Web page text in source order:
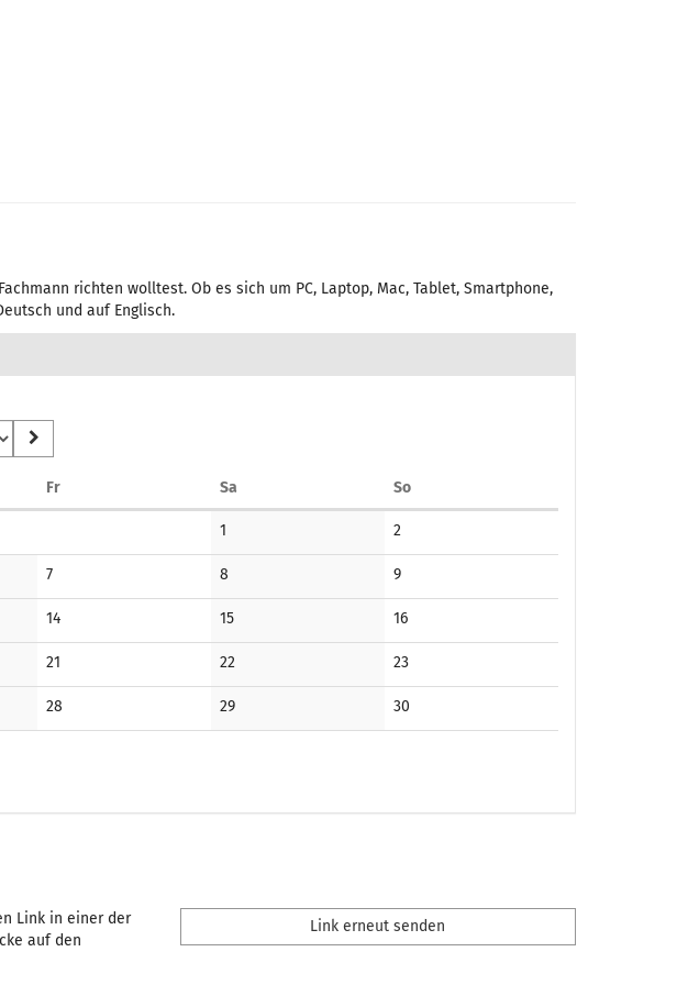
richten wolltest. Ob es sich um PC, Laptop, Mac, Tablet, Smartphone,
und auf Englisch.
FrFreitag Sa SoSonntag
1
Veranstaltungen
2
Veranstaltungen
7Keine
Veranstaltungen
8
Veranstaltungen
9Keine
Veranstaltungen
14Keine
Veranstaltungen
15Keine
Veranstaltungen
16Keine
Veranstaltungen
21
Veranstaltungen
22
Veranstaltungen
23Keine
Veranstaltungen
28
Veranstaltungen
29Keine
Veranstaltungen
30
Veranstaltungen
Link in einer der
auf den
Link erneut senden